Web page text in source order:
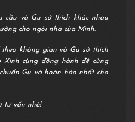
cầu và Gu sở thích khác nhau
cho ngôi nhà của Mình.
không gian và Gu sở thích
cùng đồng hành để cùng
Gu và hoàn hảo nhất cho
tư vấn nhé!